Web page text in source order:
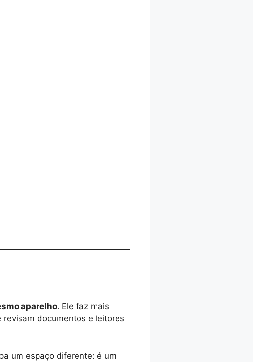
aparelho. Ele faz mais
documentos e leitores
um espaço diferente: é um